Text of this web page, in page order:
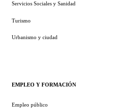
Servicios Sociales y Sanidad
Turismo
Urbanismo y ciudad
EMPLEO Y FORMACIÓN
Empleo público